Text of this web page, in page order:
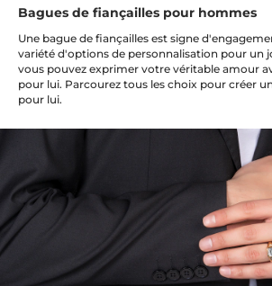
Bagues de fiançailles pour hommes
Une bague de fiançailles est signe
variété d'options de personnalisation pour un
vous pouvez exprimer votre véritable amour
pour lui. Parcourez tous les choix pour créer
pour lui.